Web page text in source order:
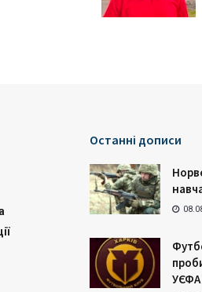
Останні дописи
УЄФА